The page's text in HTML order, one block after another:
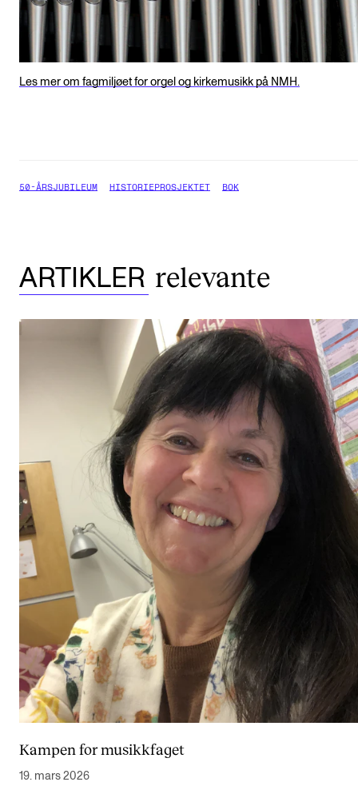
Les mer om fagmiljøet for orgel og kirkemusikk på NMH.
50-ÅRSJUBILEUM HISTORIEPROSJEKTET BOK
ARTIKLER relevante
Kampen for musikkfaget
19. mars 2026